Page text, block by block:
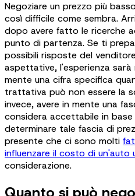
Negoziare un prezzo più
così difficile come sembra.
dopo avere fatto le ricerche
punto di partenza. Se ti
possibili risposte del
aspettative, l'esperienza sarà
mente una cifra specifica
trattativa può non essere la
invece, avere in mente una
considera accettabile in
determinare tale fascia di
presente che ci sono molti
influenzare il costo di un'auto
considerazione.